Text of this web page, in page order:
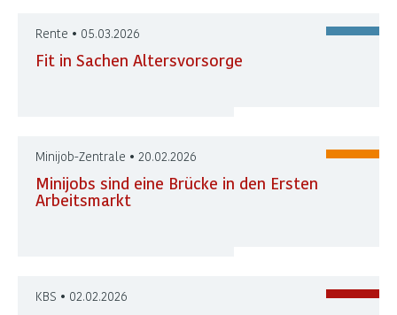
Rente • 05.03.2026
Fit in Sachen Altersvorsorge
Minijob-Zentrale • 20.02.2026
Minijobs sind eine Brücke in den Ersten
Arbeitsmarkt
KBS • 02.02.2026